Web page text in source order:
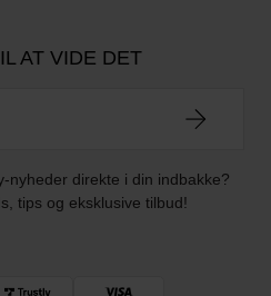
AT VIDE DET
nyheder direkte i din indbakke?
tips og eksklusive tilbud!